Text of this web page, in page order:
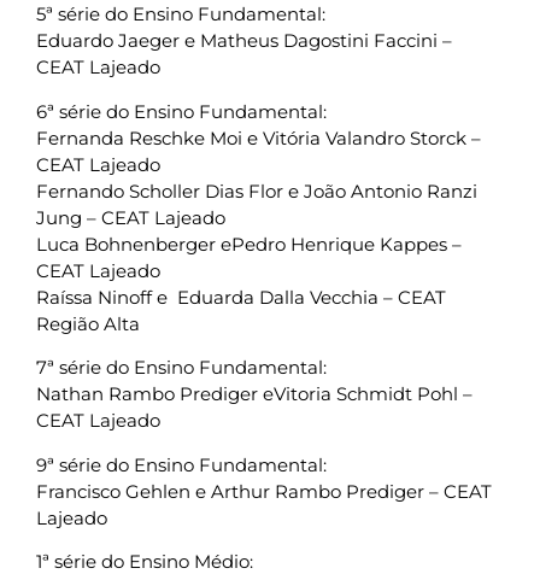
5ª série do Ensino Fundamental:
Eduardo Jaeger e Matheus Dagostini Faccini –
CEAT Lajeado
6ª série do Ensino Fundamental:
Fernanda Reschke Moi e Vitória Valandro Storck –
CEAT Lajeado
Fernando Scholler Dias Flor e João Antonio Ranzi
Jung – CEAT Lajeado
Luca Bohnenberger ePedro Henrique Kappes –
CEAT Lajeado
Raíssa Ninoff e Eduarda Dalla Vecchia – CEAT
Região Alta
7ª série do Ensino Fundamental:
Nathan Rambo Prediger eVitoria Schmidt Pohl –
CEAT Lajeado
9ª série do Ensino Fundamental:
Francisco Gehlen e Arthur Rambo Prediger – CEAT
Lajeado
1ª série do Ensino Médio: